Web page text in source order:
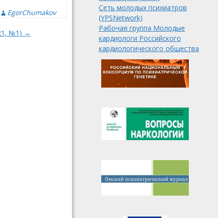
Сеть молодых психиатров
(YPSNetwork)
Рабочая группа Молодые
кардиологи Российского
кардиологического общества
EgorChumakov
№1) →